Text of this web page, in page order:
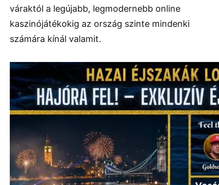
váraktól a legújabb, legmodernebb online
kaszinójátékokig az ország szinte mindenki
számára kínál valamit.